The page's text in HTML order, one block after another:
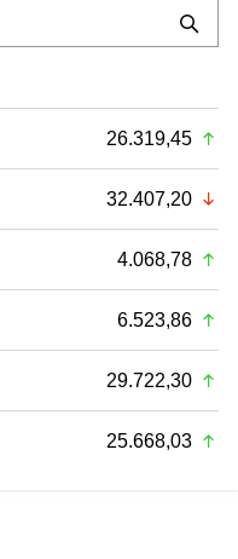
26.319,45
32.407,20
4.068,78
6.523,86
29.722,30
25.668,03